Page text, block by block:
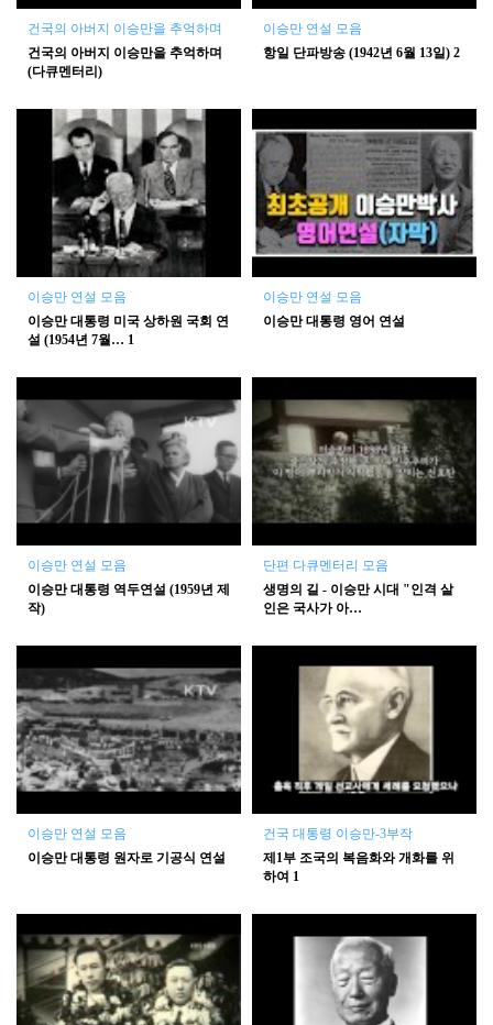
건국의 아버지 이승만을 추억하며
건국의 아버지 이승만을 추억하며
(다큐멘터리)
이승만 연설 모음
항일 단파방송 (1942년 6월 13일) 2
이승만 연설 모음
이승만 대통령 미국 상하원 국회 연
설 (1954년 7월… 1
이승만 연설 모음
이승만 대통령 영어 연설
이승만 연설 모음
이승만 대통령 역두연설 (1959년 제
작)
단편 다큐멘터리 모음
생명의 길 - 이승만 시대 "인격 살
인은 국사가 아…
이승만 연설 모음
이승만 대통령 원자로 기공식 연설
건국 대통령 이승만-3부작
제1부 조국의 복음화와 개화를 위
하여 1